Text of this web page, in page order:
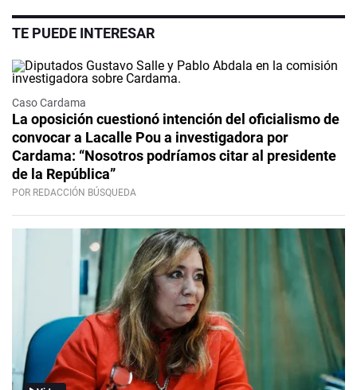
TE PUEDE INTERESAR
Caso Cardama
La oposición cuestionó intención del oficialismo de
convocar a Lacalle Pou a investigadora por
Cardama: “Nosotros podríamos citar al presidente
de la República”
POR REDACCIÓN BÚSQUEDA